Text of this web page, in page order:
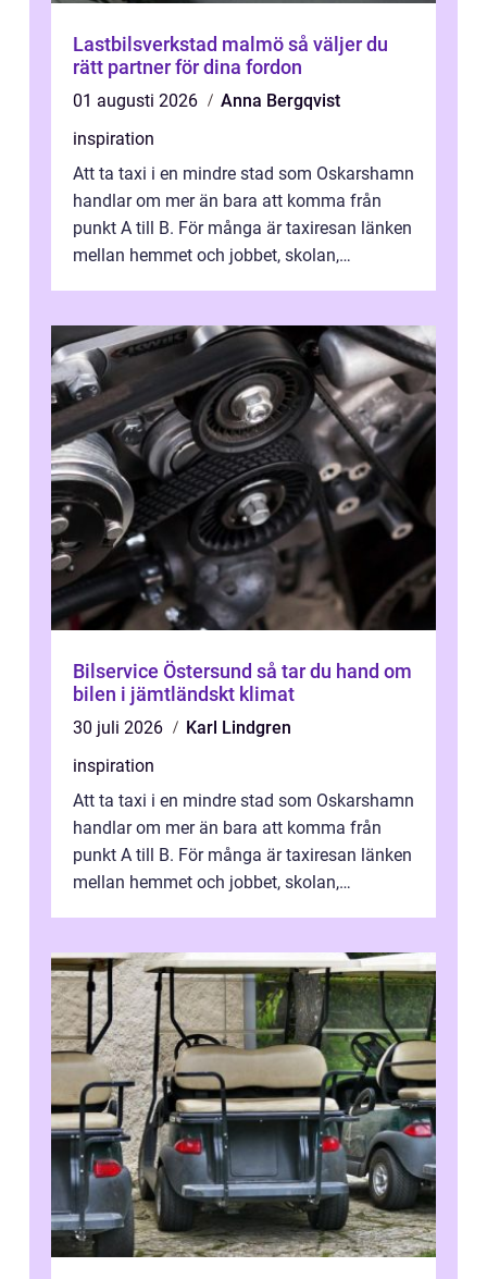
Lastbilsverkstad malmö så väljer du
rätt partner för dina fordon
01 augusti 2026
Anna Bergqvist
inspiration
Att ta taxi i en mindre stad som Oskarshamn
handlar om mer än bara att komma från
punkt A till B. För många är taxiresan länken
mellan hemmet och jobbet, skolan,
Bilservice Östersund så tar du hand om
bilen i jämtländskt klimat
30 juli 2026
Karl Lindgren
inspiration
Att ta taxi i en mindre stad som Oskarshamn
handlar om mer än bara att komma från
punkt A till B. För många är taxiresan länken
mellan hemmet och jobbet, skolan,